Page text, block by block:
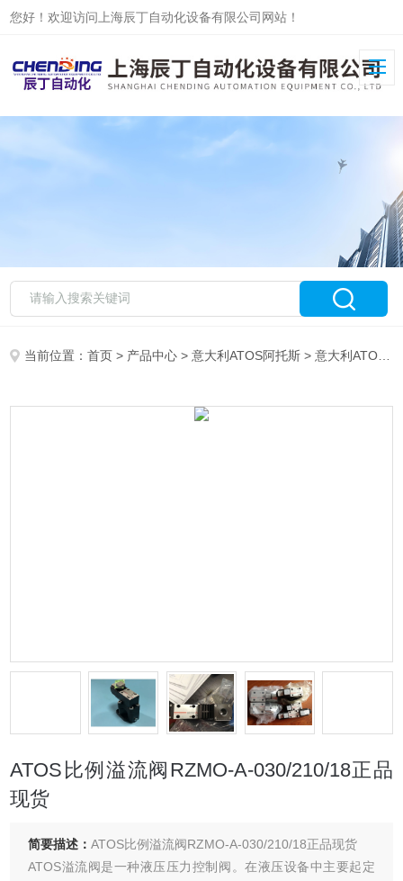
您好！欢迎访问上海辰丁自动化设备有限公司网站！
当前位置：首页 > 产品中心 >意大利ATOS阿托斯 >意大利ATOS比例阀
ATOS比例溢流阀RZMO-A-030/210/18正品
现货
简要描述：ATOS比例溢流阀RZMO-A-030/210/18正品现货
ATOS溢流阀是一种液压压力控制阀。在液压设备中主要起定